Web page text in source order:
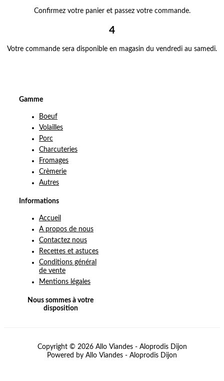
Confirmez votre panier et passez votre commande.
4
Votre commande sera disponible en magasin du vendredi au samedi.
Gamme
Boeuf
Volailles
Porc
Charcuteries
Fromages
Crèmerie
Autres
Informations
Accueil
A propos de nous
Contactez nous
Recettes et astuces
Conditions général
de vente
Mentions légales
Nous sommes à votre
disposition
Copyright © 2026 Allo Viandes - Aloprodis Dijon
Powered by Allo Viandes - Aloprodis Dijon